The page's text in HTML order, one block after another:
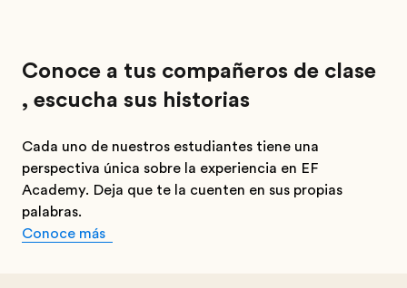
Conoce a tus compañeros de clase
, escucha sus historias
Cada uno de nuestros estudiantes tiene una
perspectiva única sobre la experiencia en EF
Academy. Deja que te la cuenten en sus propias
palabras.
Conoce más